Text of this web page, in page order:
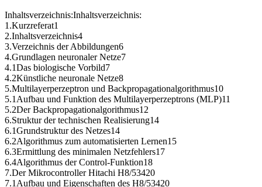
Inhaltsverzeichnis:Inhaltsverzeichnis:
1.Kurzreferat1
2.Inhaltsverzeichnis4
3.Verzeichnis der Abbildungen6
4.Grundlagen neuronaler Netze7
4.1Das biologische Vorbild7
4.2Künstliche neuronale Netze8
5.Multilayerperzeptron und Backpropagationalgorithmus10
5.1Aufbau und Funktion des Multilayerperzeptrons (MLP)11
5.2Der Backpropagationalgorithmus12
6.Struktur der technischen Realisierung14
6.1Grundstruktur des Netzes14
6.2Algorithmus zum automatisierten Lernen15
6.3Ermittlung des minimalen Netzfehlers17
6.4Algorithmus der Control-Funktion18
7.Der Mikrocontroller Hitachi H8/53420
7.1Aufbau und Eigenschaften des H8/53420